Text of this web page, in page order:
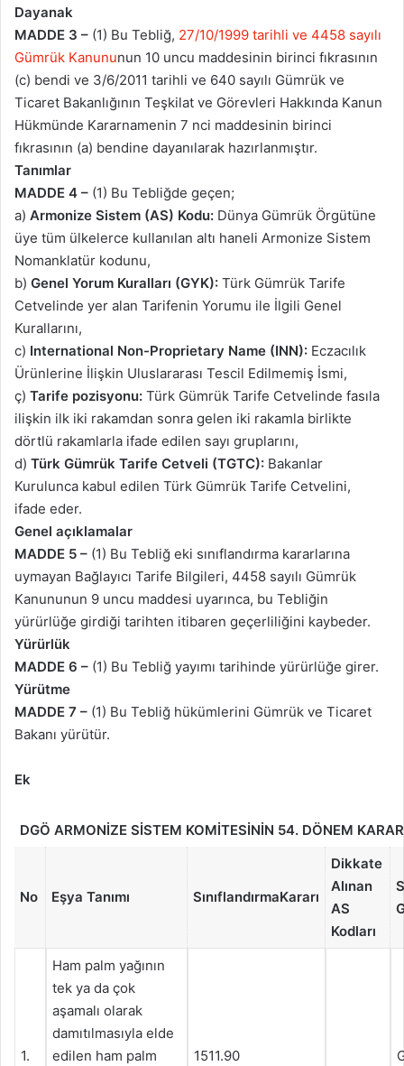
Dayanak
MADDE 3 – (1) Bu Tebliğ, 27/10/1999 tarihli ve 4458 sayılı
Gümrük Kanununun 10 uncu maddesinin birinci fıkrasının
(c) bendi ve 3/6/2011 tarihli ve 640 sayılı Gümrük ve
Ticaret Bakanlığının Teşkilat ve Görevleri Hakkında Kanun
Hükmünde Kararnamenin 7 nci maddesinin birinci
fıkrasının (a) bendine dayanılarak hazırlanmıştır.
Tanımlar
MADDE 4 – (1) Bu Tebliğde geçen;
a) Armonize Sistem (AS) Kodu: Dünya Gümrük Örgütüne
üye tüm ülkelerce kullanılan altı haneli Armonize Sistem
Nomanklatür kodunu,
b) Genel Yorum Kuralları (GYK): Türk Gümrük Tarife
Cetvelinde yer alan Tarifenin Yorumu ile İlgili Genel
Kurallarını,
c) International Non-Proprietary Name (INN): Eczacılık
Ürünlerine İlişkin Uluslararası Tescil Edilmemiş İsmi,
ç) Tarife pozisyonu: Türk Gümrük Tarife Cetvelinde fasıla
ilişkin ilk iki rakamdan sonra gelen iki rakamla birlikte
dörtlü rakamlarla ifade edilen sayı gruplarını,
d) Türk Gümrük Tarife Cetveli (TGTC): Bakanlar
Kurulunca kabul edilen Türk Gümrük Tarife Cetvelini,
ifade eder.
Genel açıklamalar
MADDE 5 – (1) Bu Tebliğ eki sınıflandırma kararlarına
uymayan Bağlayıcı Tarife Bilgileri, 4458 sayılı Gümrük
Kanununun 9 uncu maddesi uyarınca, bu Tebliğin
yürürlüğe girdiği tarihten itibaren geçerliliğini kaybeder.
Yürürlük
MADDE 6 – (1) Bu Tebliğ yayımı tarihinde yürürlüğe girer.
Yürütme
MADDE 7 – (1) Bu Tebliğ hükümlerini Gümrük ve Ticaret
Bakanı yürütür.
Ek
DGÖ ARMONİZE SİSTEM KOMİTESİNİN 54. DÖNEM
No Eşya Tanımı SınıflandırmaKararı
Dikkate
Alınan
AS
Kodları
1.
Ham palm yağının
tek ya da çok
aşamalı olarak
damıtılmasıyla elde
edilen ham palm
1511.90